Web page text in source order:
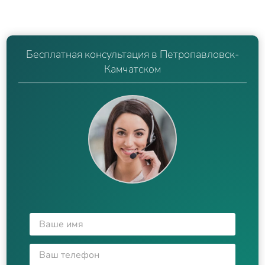
Бесплатная консультация в Петропавловск-
Камчатском